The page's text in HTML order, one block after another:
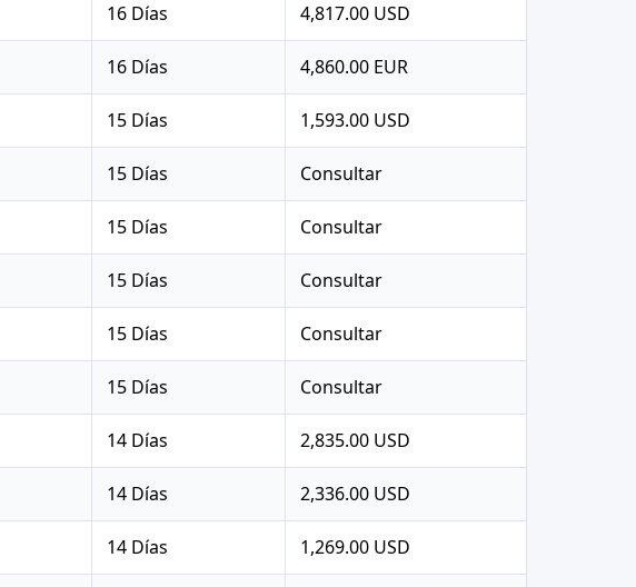
16 Días 4,817.00 USD
16 Días 4,860.00 EUR
15 Días 1,593.00 USD
15 Días Consultar
15 Días Consultar
15 Días Consultar
15 Días Consultar
15 Días Consultar
14 Días 2,835.00 USD
14 Días 2,336.00 USD
14 Días 1,269.00 USD